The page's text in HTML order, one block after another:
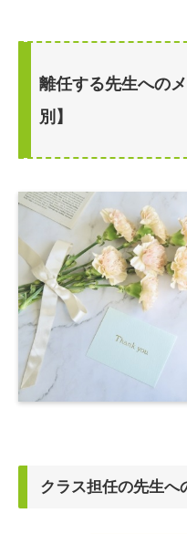
離任する先生への
別】
クラス担任の先生へ